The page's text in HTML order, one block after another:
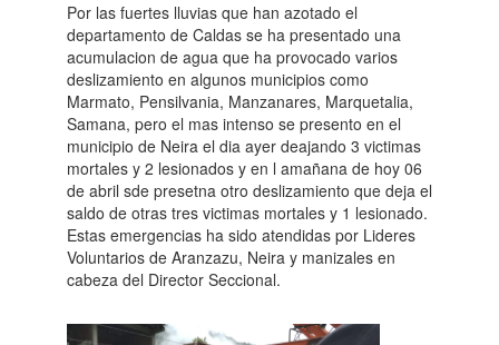
Por las fuertes lluvias que han azotado el
departamento de Caldas se ha presentado una
acumulacion de agua que ha provocado varios
deslizamiento en algunos municipios como
Marmato, Pensilvania, Manzanares, Marquetalia,
Samana, pero el mas intenso se presento en el
municipio de Neira el dia ayer deajando 3 victimas
mortales y 2 lesionados y en l amañana de hoy 06
de abril sde presetna otro deslizamiento que deja el
saldo de otras tres victimas mortales y 1 lesionado.
Estas emergencias ha sido atendidas por Lideres
Voluntarios de Aranzazu, Neira y manizales en
cabeza del Director Seccional.